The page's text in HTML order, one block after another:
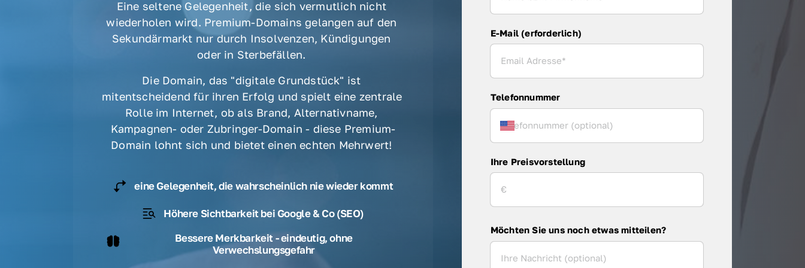
Eine seltene Gelegenheit, die sich vermutlich nicht
wiederholen wird. Premium-Domains gelangen auf den
Sekundärmarkt nur durch Insolvenzen, Kündigungen
oder in Sterbefällen.
Die Domain, das "digitale Grundstück" ist
mitentscheidend für ihren Erfolg und spielt eine zentrale
Rolle im Internet, ob als Brand, Alternativname,
Kampagnen- oder Zubringer-Domain - diese Premium-
Domain lohnt sich und bietet einen echten Mehrwert!
eine Gelegenheit, die wahrscheinlich nie wieder kommt
Höhere Sichtbarkeit bei Google & Co (SEO)
Bessere Merkbarkeit - eindeutig, ohne
Verwechslungsgefahr
E-Mail (erforderlich)
Telefonnummer
Ihre Preisvorstellung
Möchten Sie uns noch etwas mitteilen?